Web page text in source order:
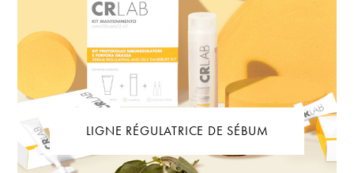
LIGNE RÉGULATRICE DE SÉBUM